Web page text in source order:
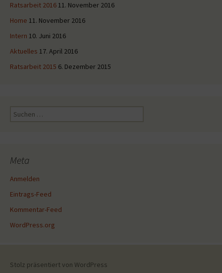
Ratsarbeit 2016 11. November 2016
Home 11. November 2016
Intern 10. Juni 2016
Aktuelles 17. April 2016
Ratsarbeit 2015 6. Dezember 2015
Suche
Meta
Anmelden
Eintrags-Feed
Kommentar-Feed
WordPress.org
Stolz präsentiert von WordPress